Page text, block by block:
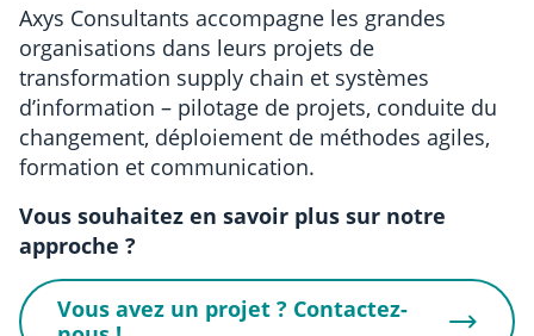
Axys Consultants accompagne les grandes
organisations dans leurs projets de
transformation supply chain et systèmes
d’information – pilotage de projets, conduite du
changement, déploiement de méthodes agiles,
formation et communication.
Vous souhaitez en savoir plus sur notre
approche ?
Vous avez un projet ? Contactez-